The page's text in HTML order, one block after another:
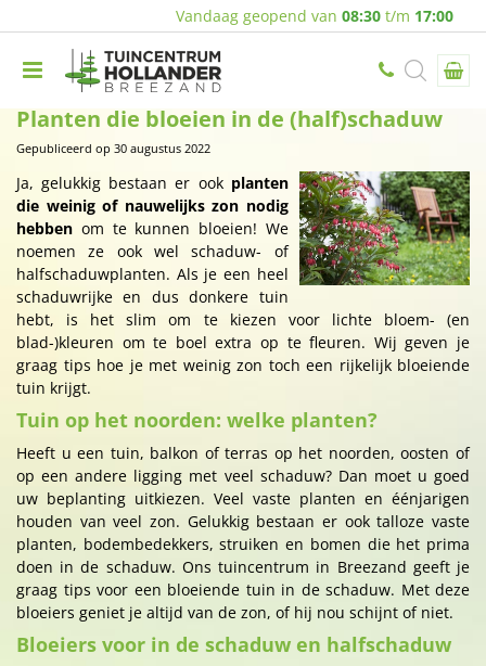
Vandaag geopend van 08:30 t/m 17:00
Planten die bloeien in de (half)schaduw
Gepubliceerd op 30 augustus 2022
Ja, gelukkig bestaan er ook planten
die weinig of nauwelijks zon nodig
hebben om te kunnen bloeien! We
noemen ze ook wel schaduw- of
halfschaduwplanten. Als je een heel
schaduwrijke en dus donkere tuin
hebt, is het slim om te kiezen voor lichte bloem- (en
blad-)kleuren om te boel extra op te fleuren. Wij geven je
graag tips hoe je met weinig zon toch een rijkelijk bloeiende
tuin krijgt.
Tuin op het noorden: welke planten?
Heeft u een tuin, balkon of terras op het noorden, oosten of
op een andere ligging met veel schaduw? Dan moet u goed
uw beplanting uitkiezen. Veel vaste planten en éénjarigen
houden van veel zon. Gelukkig bestaan er ook talloze vaste
planten, bodembedekkers, struiken en bomen die het prima
doen in de schaduw. Ons tuincentrum in Breezand geeft je
graag tips voor een bloeiende tuin in de schaduw. Met deze
bloeiers geniet je altijd van de zon, of hij nou schijnt of niet.
Bloeiers voor in de schaduw en halfschaduw